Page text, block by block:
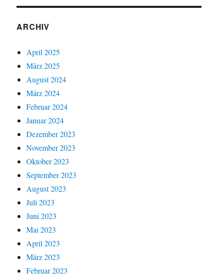
ARCHIV
April 2025
März 2025
August 2024
März 2024
Februar 2024
Januar 2024
Dezember 2023
November 2023
Oktober 2023
September 2023
August 2023
Juli 2023
Juni 2023
Mai 2023
April 2023
März 2023
Februar 2023